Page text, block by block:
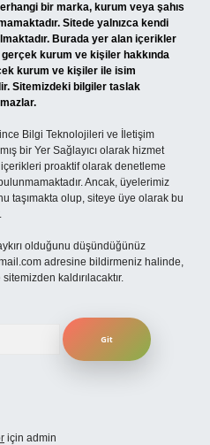
bir marka, kurum veya şahıs
Sitede yalnızca kendi
Burada yer alan içerikler
kurum ve kişiler hakkında
kurum ve kişiler ile isim
Sitemizdeki bilgiler taslak
Bilgi Teknolojileri ve İletişim
bir Yer Sağlayıcı olarak hizmet
proaktif olarak denetleme
Ancak, üyelerimiz
taşımakta olup, siteye üye olarak bu
olduğunu düşündüğünüz
adresine bildirmeniz halinde,
kaldırılacaktır.
için admin